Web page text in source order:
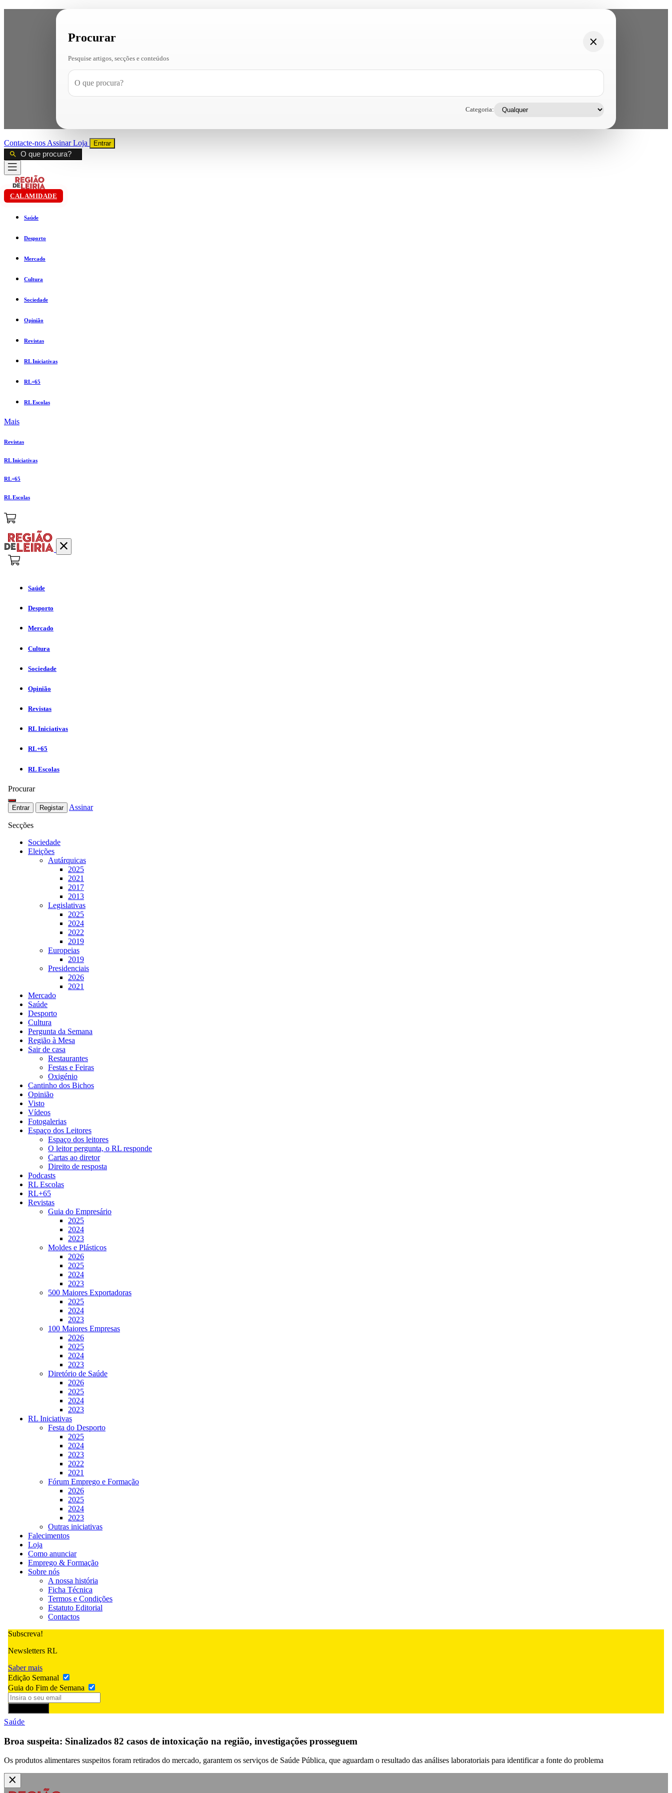
Procurar
Pesquise artigos, secções e conteúdos
Categoria:
Contacte-nos AssinarLoja Entrar
CALAMIDADE
Saúde
Desporto
Mercado
Cultura
Sociedade
Opinião
Revistas
RL Iniciativas
RL+65
RL Escolas
Mais
Revistas
RL Iniciativas
RL+65
RL Escolas
Saúde
Desporto
Mercado
Cultura
Sociedade
Opinião
Revistas
RL Iniciativas
RL+65
RL Escolas
Procurar
Entrar Registar Assinar
Secções
Sociedade
Eleições
Autárquicas
2025
2021
2017
2013
Legislativas
2025
2024
2022
2019
Europeias
2019
Presidenciais
2026
2021
Mercado
Saúde
Desporto
Cultura
Pergunta da Semana
Região à Mesa
Sair de casa
Restaurantes
Festas e Feiras
Oxigénio
Cantinho dos Bichos
Opinião
Visto
Vídeos
Fotogalerias
Espaço dos Leitores
Espaço dos leitores
O leitor pergunta, o RL responde
Cartas ao diretor
Direito de resposta
Podcasts
RL Escolas
RL+65
Revistas
Guia do Empresário
2025
2024
2023
Moldes e Plásticos
2026
2025
2024
2023
500 Maiores Exportadoras
2025
2024
2023
100 Maiores Empresas
2026
2025
2024
2023
Diretório de Saúde
2026
2025
2024
2023
RL Iniciativas
Festa do Desporto
2025
2024
2023
2022
2021
Fórum Emprego e Formação
2026
2025
2024
2023
Outras iniciativas
Falecimentos
Loja
Como anunciar
Emprego & Formação
Sobre nós
A nossa história
Ficha Técnica
Termos e Condições
Estatuto Editorial
Contactos
Subscreva!
Newsletters RL
Saber mais
Edição Semanal
Guia do Fim de Semana
Saúde
Broa suspeita: Sinalizados 82 casos de intoxicação na região, investigações prosseguem
Os produtos alimentares suspeitos foram retirados do mercado, garantem os serviços de Saúde Pública, que aguardam o resultado das análises laboratoriais para identificar a fonte do problema